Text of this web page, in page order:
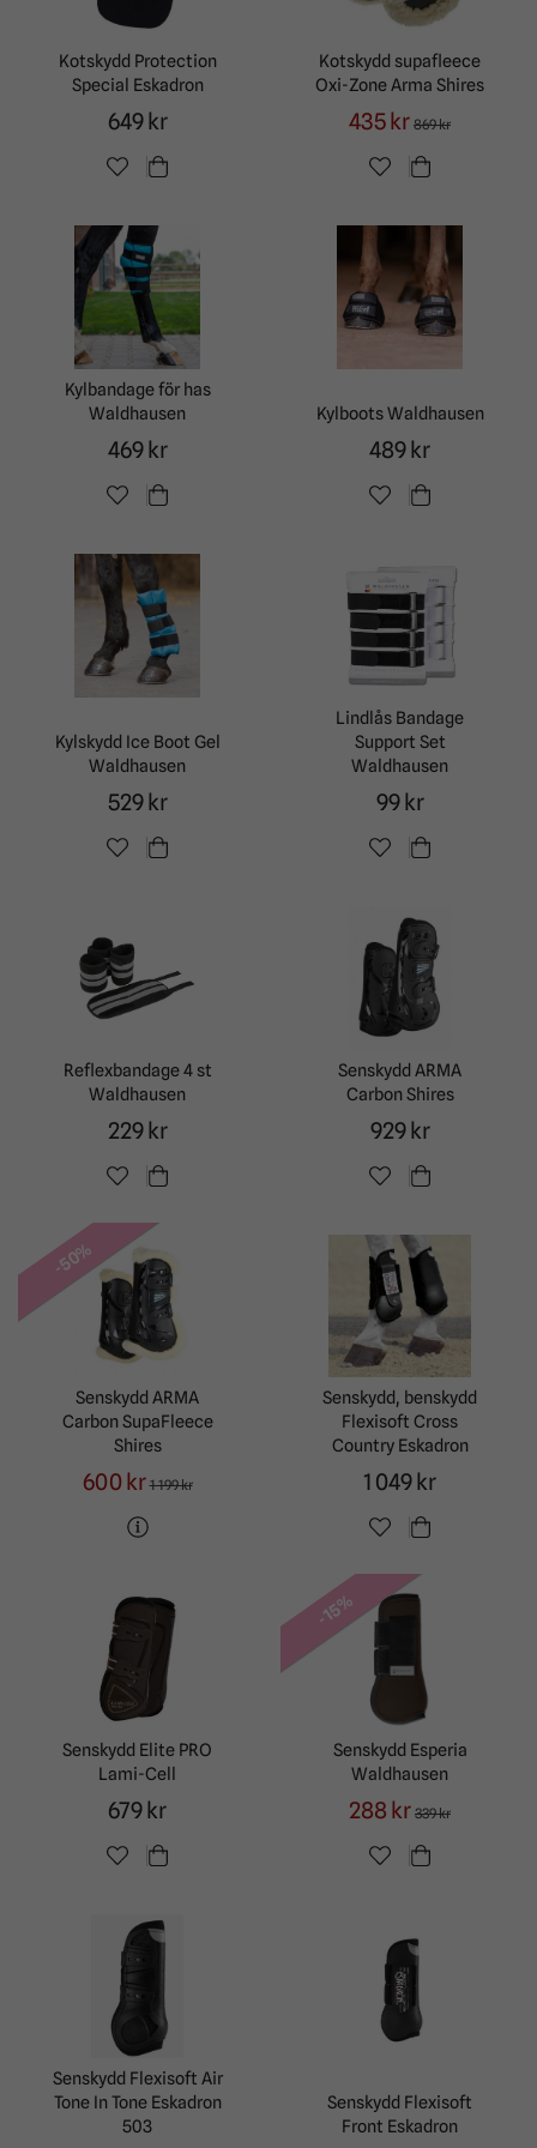
Kotskydd Protection
Special Eskadron
649 kr
Kotskydd supafleece
Oxi-Zone Arma Shires
435 kr 869 kr
Kylbandage för has
Waldhausen
469 kr
Kylboots Waldhausen
489 kr
Kylskydd Ice Boot Gel
Waldhausen
529 kr
Lindlås Bandage
Support Set
Waldhausen
99 kr
Reflexbandage 4 st
Waldhausen
229 kr
Senskydd ARMA
Carbon Shires
929 kr
-50%
Senskydd ARMA
Carbon SupaFleece
Shires
600 kr 1 199 kr
Senskydd, benskydd
Flexisoft Cross
Country Eskadron
1 049 kr
Senskydd Elite PRO
Lami-Cell
679 kr
-15%
Senskydd Esperia
Waldhausen
288 kr 339 kr
Senskydd Flexisoft Air
Tone In Tone Eskadron
503
Senskydd Flexisoft
Front Eskadron